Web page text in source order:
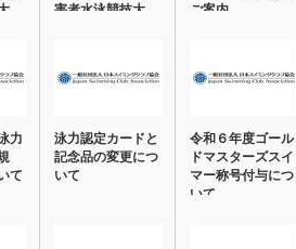
害者水泳競技大
ご案内
力
て
泳力認定カードと
記念品の変更につ
いて
令和６年度ゴール
ドマスターズスイ
マー称号付与につ
いて